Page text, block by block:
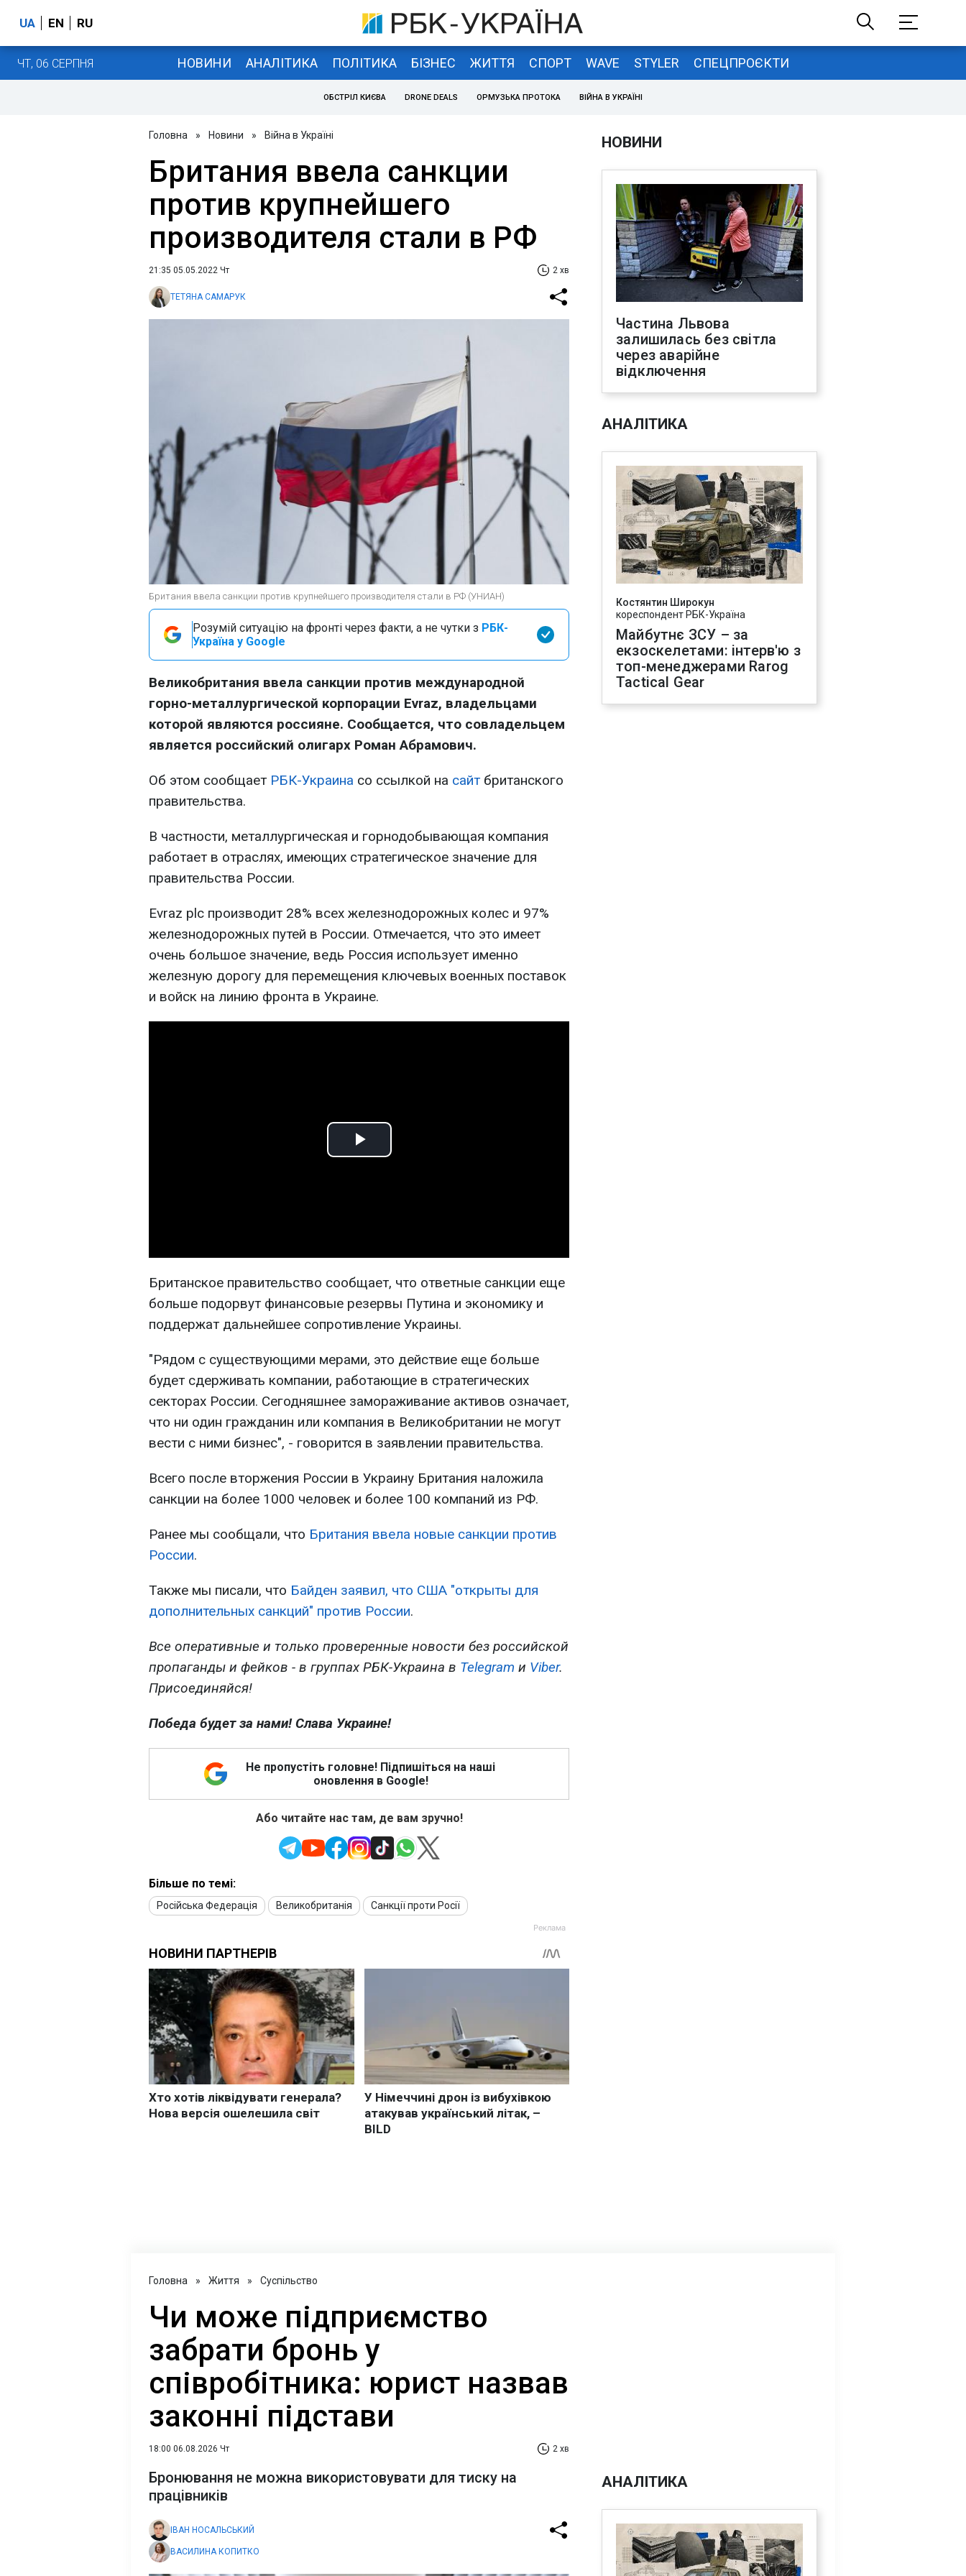
UA EN RU
ЧТ, 06 СЕРПНЯ НОВИНИ АНАЛІТИКА ПОЛІТИКА БІЗНЕС ЖИТТЯ СПОРТ WAVE STYLER СПЕЦПРОЄКТИ
ОБСТРІЛ КИЄВА DRONE DEALS ОРМУЗЬКА ПРОТОКА ВІЙНА В УКРАЇНІ
Головна » Новини » Війна в Україні
Британия ввела санкции
против крупнейшего
производителя стали в РФ
21:35 05.05.2022 Чт 2 хв
ТЕТЯНА САМАРУК
Британия ввела санкции против крупнейшего производителя стали в РФ (УНИАН)
Розумій ситуацію на фронті через факти, а не чутки з РБК-
Україна у Google
Великобритания ввела санкции против международной
горно-металлургической корпорации Evraz, владельцами
которой являются россияне. Сообщается, что совладельцем
является российский олигарх Роман Абрамович.
Об этом сообщает РБК-Украина со ссылкой на сайт британского
правительства.
В частности, металлургическая и горнодобывающая компания
работает в отраслях, имеющих стратегическое значение для
правительства России.
Evraz plc производит 28% всех железнодорожных колес и 97%
железнодорожных путей в России. Отмечается, что это имеет
очень большое значение, ведь Россия использует именно
железную дорогу для перемещения ключевых военных поставок
и войск на линию фронта в Украине.
Play
Британское правительство сообщает, что ответные санкции еще
больше подорвут финансовые резервы Путина и экономику и
поддержат дальнейшее сопротивление Украины.
"Рядом с существующими мерами, это действие еще больше
будет сдерживать компании, работающие в стратегических
секторах России. Сегодняшнее замораживание активов означает,
что ни один гражданин или компания в Великобритании не могут
вести с ними бизнес", - говорится в заявлении правительства.
Всего после вторжения России в Украину Британия наложила
санкции на более 1000 человек и более 100 компаний из РФ.
Ранее мы сообщали, что Британия ввела новые санкции против
России.
Также мы писали, что Байден заявил, что США "открыты для
дополнительных санкций" против России.
Все оперативные и только проверенные новости без российской
пропаганды и фейков - в группах РБК-Украина в Telegram и Viber.
Присоединяйся!
Победа будет за нами! Слава Украине!
Не пропустіть головне! Підпишіться на наші
оновлення в Google!
Або читайте нас там, де вам зручно!
Більше по темі:
Російська Федерація Великобританія Санкції проти Росії
НОВИНИ
Частина Львова
залишилась без світла
через аварійне
відключення
АНАЛІТИКА
Костянтин Широкун
кореспондент РБК-Україна
Майбутнє ЗСУ – за
екзоскелетами: інтерв'ю з
топ-менеджерами Rarog
Tactical Gear
Головна » Життя » Суспільство
Чи може підприємство
забрати бронь у
співробітника: юрист назвав
законні підстави
18:00 06.08.2026 Чт 2 хв
Бронювання не можна використовувати для тиску на
працівників
ІВАН НОСАЛЬСЬКИЙ
ВАСИЛИНА КОПИТКО
АНАЛІТИКА